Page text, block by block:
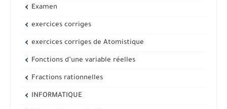
Examen
exercices corriges
exercices corriges de Atomistique
Fonctions d’une variable réelles
Fractions rationnelles
INFORMATIQUE